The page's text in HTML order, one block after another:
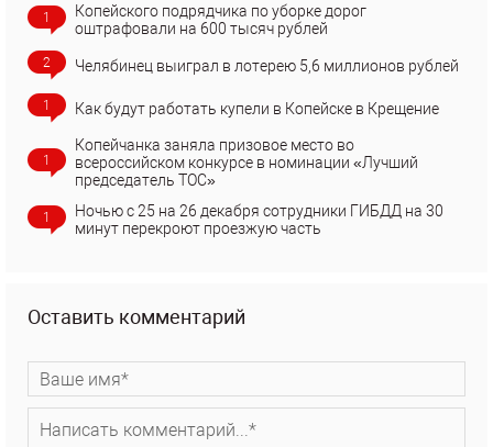
1
Копейского подрядчика по уборке дорог
оштрафовали на 600 тысяч рублей
2 Челябинец выиграл в лотерею 5,6 миллионов рублей
1 Как будут работать купели в Копейске в Крещение
1
Копейчанка заняла призовое место во
всероссийском конкурсе в номинации «Лучший
председатель ТОС»
1
Ночью с 25 на 26 декабря сотрудники ГИБДД на 30
минут перекроют проезжую часть
Оставить комментарий